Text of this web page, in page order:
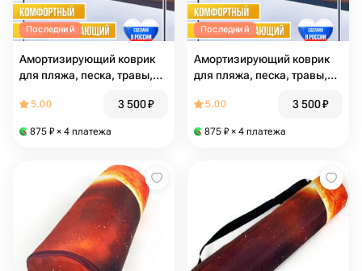
Последний
Амортизирующий коврик
для пляжа, песка, травы,
размер 183 и 0,45 см
5.00 3 500₽
875 ₽ × 4 платежа
Последний
Амортизирующий коврик
для пляжа, песка, травы,
и 0,45 см
5.00 3 500₽
875 ₽ × 4 платежа